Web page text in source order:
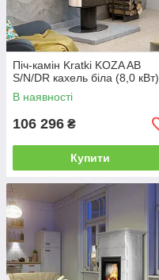
Піч-камін Kratki KOZA AB
S/N/DR кахель біла (8,0 кВт)
В наявності
106 296 ₴
Купити